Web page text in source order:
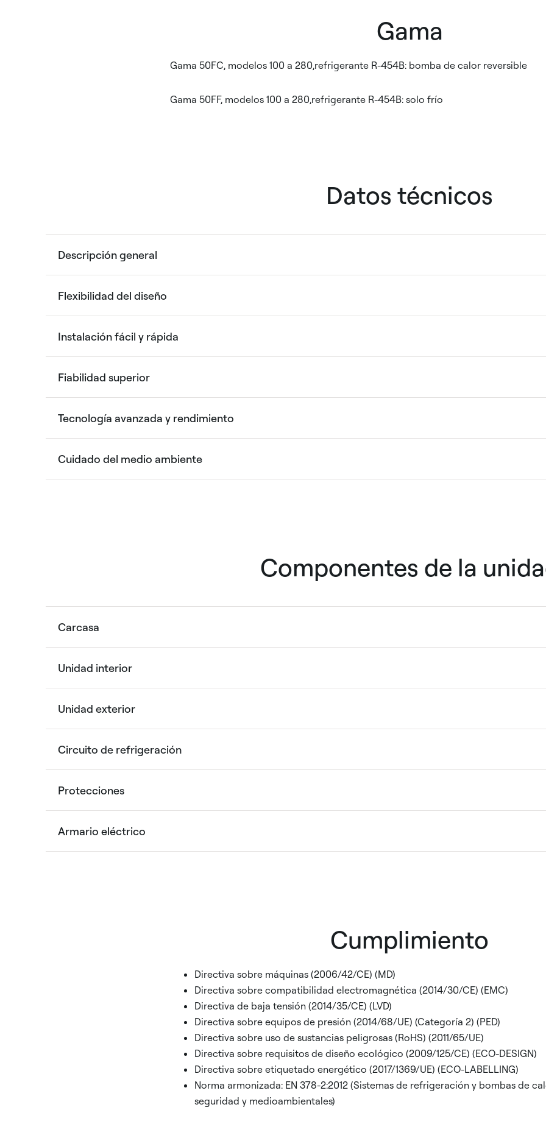
Gama
Gama 50FC, modelos 100 a 280,refrigerante R-454B: bomba de calor reversible
Gama 50FF, modelos 100 a 280,refrigerante R-454B: solo frío
Datos técnicos
Descripción general
Flexibilidad del diseño
Instalación fácil y rápida
Fiabilidad superior
Tecnología avanzada y rendimiento
Cuidado del medio ambiente
Componentes de la
Carcasa
Unidad interior
Unidad exterior
Circuito de refrigeración
Protecciones
Armario eléctrico
Cumplimiento
Directiva sobre máquinas (2006/42/CE) (MD)
Directiva sobre compatibilidad electromagnética (2014/30/CE) (EMC)
Directiva de baja tensión (2014/35/CE) (LVD)
Directiva sobre equipos de presión (2014/68/UE) (Categoría 2) (PED)
Directiva sobre uso de sustancias peligrosas (RoHS) (2011/65/UE)
Directiva sobre requisitos de diseño ecológico (2009/125/CE) (ECO-DESIGN)
Directiva sobre etiquetado energético (2017/1369/UE) (ECO-LABELLING)
Norma armonizada: EN 378-2:2012 (Sistemas de refrigeración y bombas de
seguridad y medioambientales)